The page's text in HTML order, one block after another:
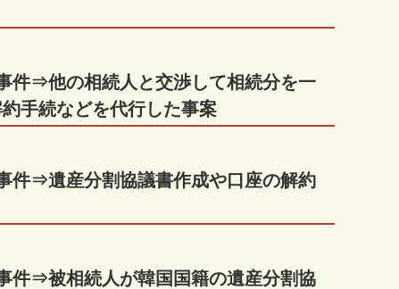
⇒他の相続人と交渉して相続分を一
手続などを代行した事案
⇒遺産分割協議書作成や口座の解約
⇒被相続人が韓国国籍の遺産分割協